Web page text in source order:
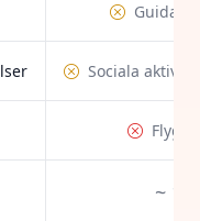
Guidad
Sociala
~ 10